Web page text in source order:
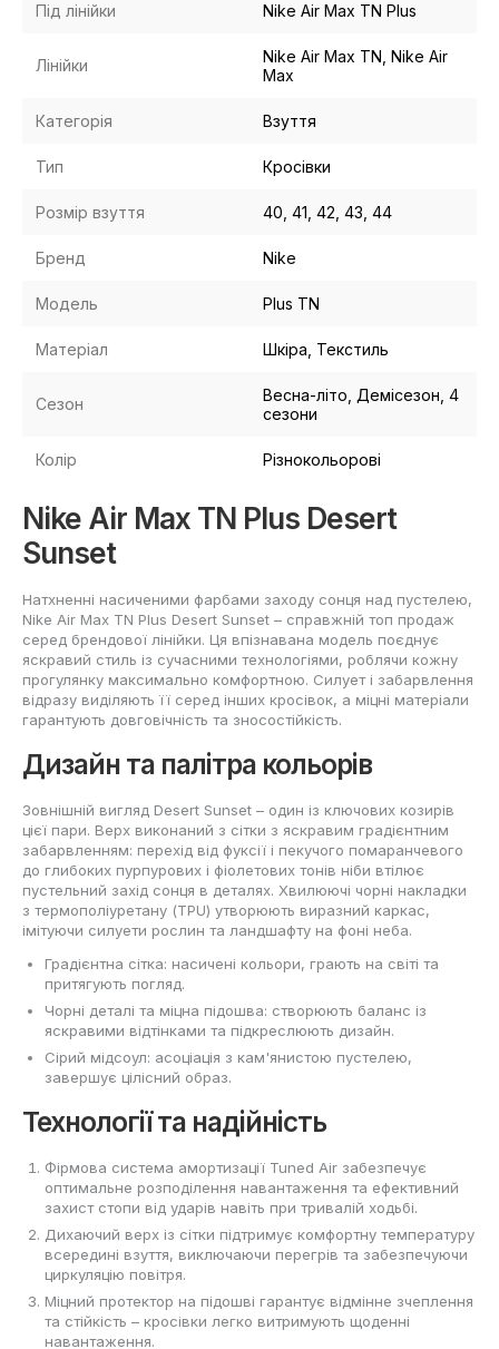
Під лінійки Nike Air Max TN Plus
Лінійки
Nike Air Max TN, Nike Air
Max
Категорія Взуття
Тип Кросівки
Розмір взуття 40, 41, 42, 43, 44
Бренд Nike
Модель Plus TN
Матеріал Шкіра, Текстиль
Сезон
Весна-літо, Демісезон, 4
сезони
Колір Різнокольорові
Nike Air Max TN Plus Desert
Sunset
Натхненні насиченими фарбами заходу сонця над пустелею,
Nike Air Max TN Plus Desert Sunset – справжній топ продаж
серед брендової лінійки. Ця впізнавана модель поєднує
яскравий стиль із сучасними технологіями, роблячи кожну
прогулянку максимально комфортною. Силует і забарвлення
відразу виділяють її серед інших кросівок, а міцні матеріали
гарантують довговічність та зносостійкість.
Дизайн та палітра кольорів
Зовнішній вигляд Desert Sunset – один із ключових козирів
цієї пари. Верх виконаний з сітки з яскравим градієнтним
забарвленням: перехід від фуксії і пекучого помаранчевого
до глибоких пурпурових і фіолетових тонів ніби втілює
пустельний захід сонця в деталях. Хвилюючі чорні накладки
з термополіуретану (TPU) утворюють виразний каркас,
імітуючи силуети рослин та ландшафту на фоні неба.
Градієнтна сітка: насичені кольори, грають на світі та
притягують погляд.
Чорні деталі та міцна підошва: створюють баланс із
яскравими відтінками та підкреслюють дизайн.
Сірий мідсоул: асоціація з кам'янистою пустелею,
завершує цілісний образ.
Технології та надійність
Фірмова система амортизації Tuned Air забезпечує
оптимальне розподілення навантаження та ефективний
захист стопи від ударів навіть при тривалій ходьбі.
Дихаючий верх із сітки підтримує комфортну температуру
всередині взуття, виключаючи перегрів та забезпечуючи
циркуляцію повітря.
Міцний протектор на підошві гарантує відмінне зчеплення
та стійкість – кросівки легко витримують щоденні
навантаження.